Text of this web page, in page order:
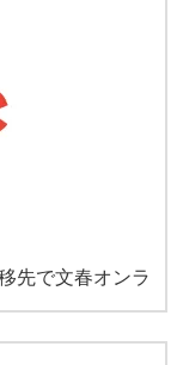
移先で文春オンラ